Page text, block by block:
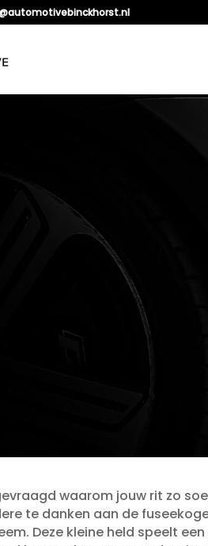
EEN
VAN JE
waarom jouw rit zo
te danken aan de
Deze kleine held speelt